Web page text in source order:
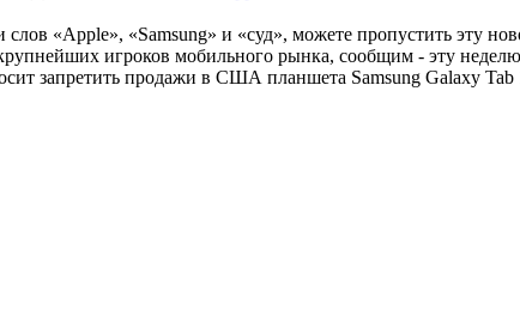
«Apple», «Samsung» и «суд», можете пропустить эту
игроков мобильного рынка, сообщим - эту
запретить продажи в США планшета Samsung Galaxy Tab